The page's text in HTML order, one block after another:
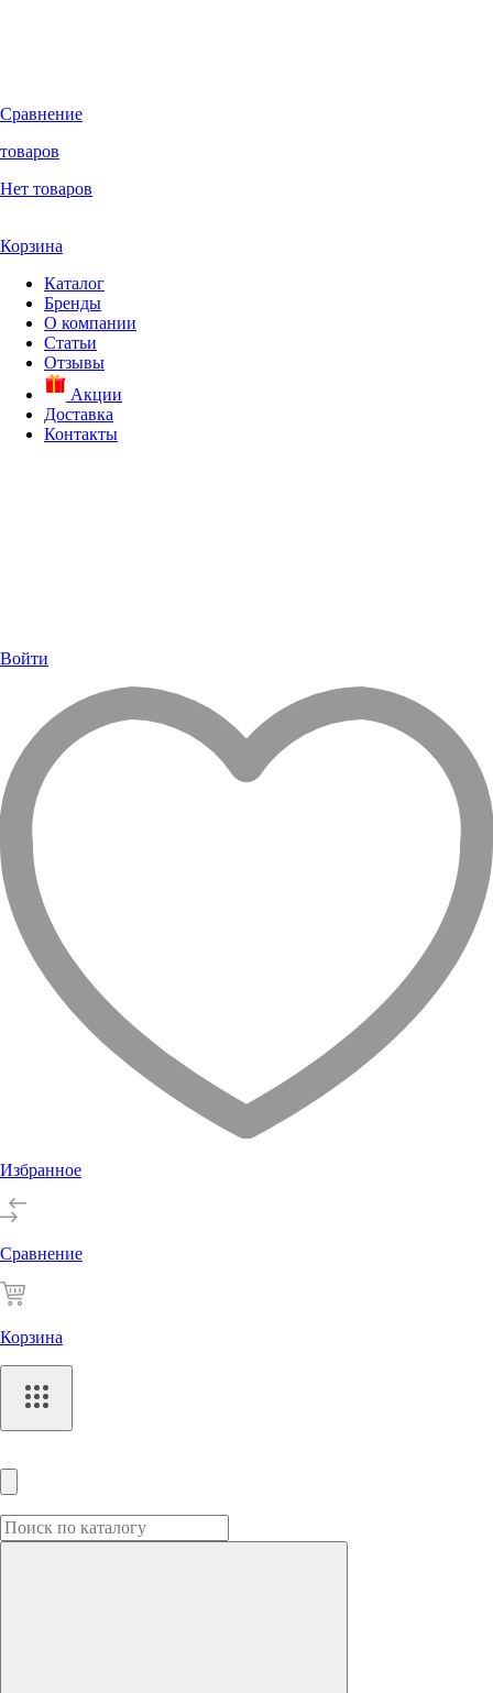
Сравнение
товаров
Нет товаров
Корзина
Каталог
Бренды
О компании
Статьи
Отзывы
Акции
Доставка
Контакты
Войти
Избранное
Сравнение
Корзина